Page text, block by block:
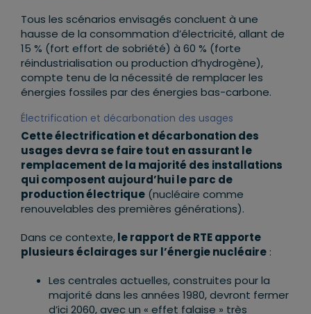
Tous les scénarios envisagés concluent à une
hausse de la consommation d’électricité, allant de
15 % (fort effort de sobriété) à 60 % (forte
réindustrialisation ou production d’hydrogène),
compte tenu de la nécessité de remplacer les
énergies fossiles par des énergies bas-carbone.
Électrification et décarbonation des usages
Cette électrification et décarbonation des
usages devra se faire tout enassurant le
remplacement de la majorité des installations
qui composent aujourd’hui le parc de
production électrique(nucléaire comme
renouvelables des premières générations).
Dans ce contexte,le rapport de RTE apporte
plusieurs éclairages sur l’énergie nucléaire:
Les centrales actuelles, construites pour la
majorité dans les années 1980, devront fermer
d’ici 2060, avec un « effet falaise » très